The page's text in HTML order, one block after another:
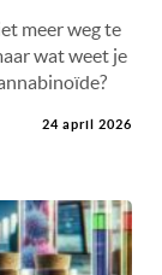
meer weg te
wat weet je
24 april 2026